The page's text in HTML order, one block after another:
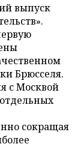
выпуск
Брюсселя.
с Москвой
сокращая